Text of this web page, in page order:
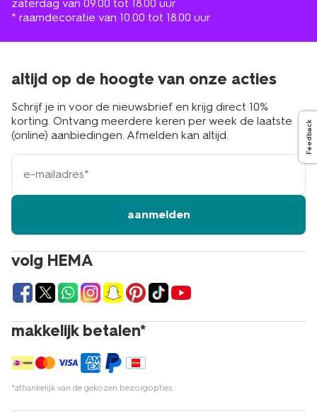
zaterdag van 09.00 tot 18.00 uur
* raamdecoratie van 10.00 tot 18.00 uur
volg HEMA
makkelijk betalen*
*afhankelijk van de gekozen bezorgopties
altijd op de hoogte van onze acties
Schrijf je in voor de nieuwsbrief en krijg direct 10%
korting. Ontvang meerdere keren per week de laatste
(online) aanbiedingen. Afmelden kan altijd.
e-
mailadres
aanmelden
Feedback